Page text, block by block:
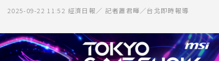
2025-09-22 11:52 經濟日報／ 記者蕭君暉／台北即時報導